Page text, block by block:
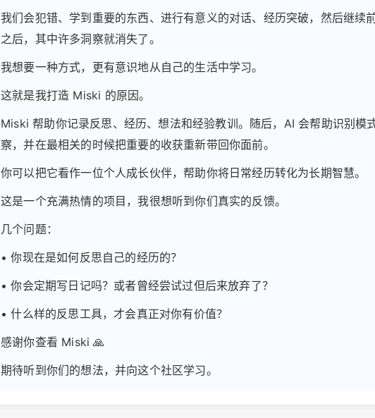
我们会犯错、学到重要的东西、进行有意义的对话、经历突破，然后继续
之后，其中许多洞察就消失了。
我想要一种方式，更有意识地从自己的生活中学习。
这就是我打造 Miski 的原因。
Miski 帮助你记录反思、经历、想法和经验教训。随后，AI 会帮助识别模
察，并在最相关的时候把重要的收获重新带回你面前。
你可以把它看作一位个人成长伙伴，帮助你将日常经历转化为长期智慧。
这是一个充满热情的项目，我很想听到你们真实的反馈。
几个问题：
• 你现在是如何反思自己的经历的？
• 你会定期写日记吗？或者曾经尝试过但后来放弃了？
• 什么样的反思工具，才会真正对你有价值？
感谢你查看 Miski 🙏
期待听到你们的想法，并向这个社区学习。